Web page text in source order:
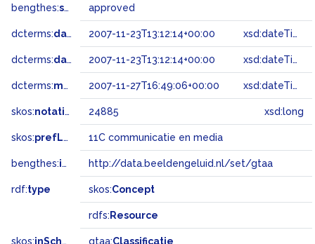
bengthes:status approved
dcterms:dateAccepted 2007-11-23T13:12:14+00:00 xsd:dateTime
dcterms:dateSubmitted 2007-11-23T13:12:14+00:00 xsd:dateTime
dcterms:modified 2007-11-27T16:49:06+00:00 xsd:dateTime
skos:notation 24885 xsd:long
skos:prefLabel 11C communicatie en media
bengthes:inSet http://data.beeldengeluid.nl/set/gtaa
rdf:type skos:Concept
rdfs: Resource
skos:inScheme gtaa:Classificatie